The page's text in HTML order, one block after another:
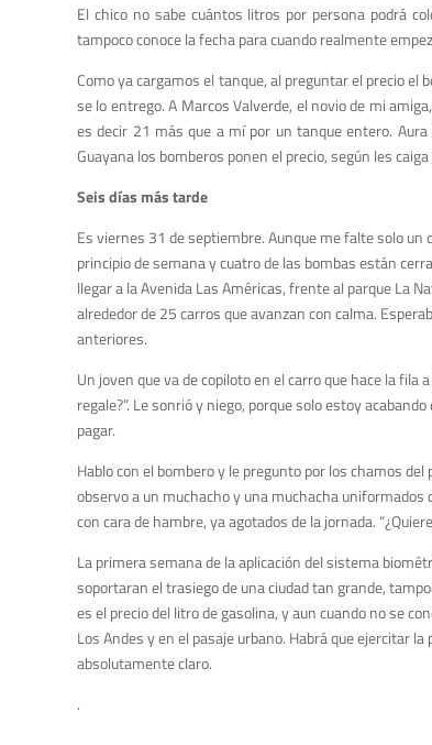
El chico no sabe cuántos litros por persona podrá
tampoco conocela fecha para cuando realmente
Como ya cargamos el tanque, al preguntar el precio el
se lo entrego.A MarcosValverde, el novio de mi
es decir 21 más que a mí por un tanque entero. Aura
Guayanalos bomberos ponen el precio, según les
Seis días más tarde
Esviernes 31 de septiembre. Aunque me falte solo un
principio de semana y cuatro de las bombas están
llegar a la Avenida Las Américas, frente al parque La
alrededor de25 carros que avanzancon calma.
anteriores.
Un joven que va de copiloto en el carro que hace la fila
regale?”. Le sonrió y niego, porque solo estoy
pagar.
Hablo con el bombero y le pregunto por los chamos del
observo a un muchacho y una muchacha
con cara de hambre,ya agotados de la jornada.
La primera semana de la aplicación del sistema
soportaran el trasiego de una ciudad tan grande,
es el precio del litro de gasolina, y aun cuando no se
Los Andes y en el pasaje urbano. Habrá que ejercitar
absolutamente claro.
.